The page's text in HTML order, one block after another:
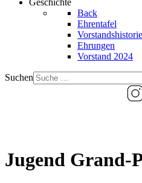
Geschichte
Back
Ehrentafel
Vorstandshistorie
Ehrungen
Vorstand 2024
Suchen
Jugend Grand-